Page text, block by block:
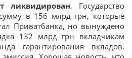
ликвидирован. Государство
в 156 млрд грн, которые
Приватбанка, но вынуждено
132 млрд грн вкладчикам
гарантирования вкладов.